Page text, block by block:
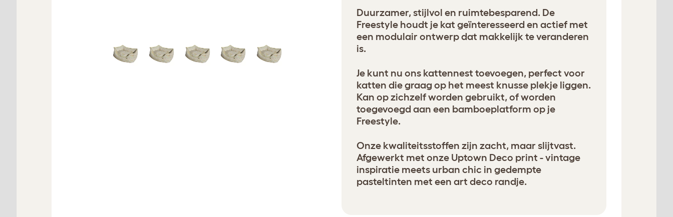
Duurzamer, stijlvol en ruimtebesparend. De
Freestyle houdt je kat geïnteresseerd en actief met
een modulair ontwerp dat makkelijk te veranderen
is.
Je kunt nu ons kattennest toevoegen, perfect voor
katten die graag op het meest knusse plekje liggen.
Kan op zichzelf worden gebruikt, of worden
toegevoegd aan een bamboeplatform op je
Freestyle.
Onze kwaliteitsstoffen zijn zacht, maar slijtvast.
Afgewerkt met onze Uptown Deco print - vintage
inspiratie meets urban chic in gedempte
pasteltinten met een art deco randje.